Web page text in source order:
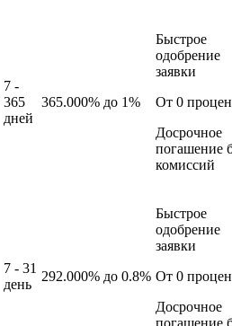
7 -
365
дней
365.000% до 1%
Быстрое
одобрение
заявки
От 0
Досрочное
погашение
комиссий
7 - 31
день
292.000% до 0.8%
Быстрое
одобрение
заявки
От 0
Досрочное